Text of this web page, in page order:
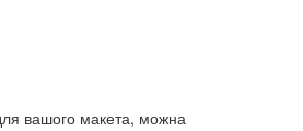
вашого макета, можна